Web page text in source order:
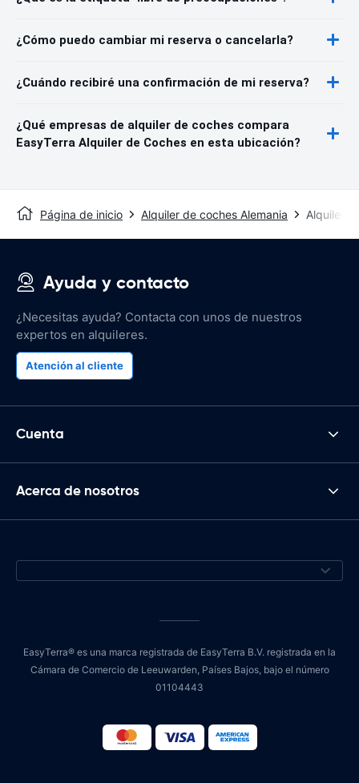
¿Cómo puedo cambiar mi reserva o cancelarla?
¿Cuándo recibiré una confirmación de mi reserva?
¿Qué empresas de alquiler de coches compara
EasyTerra Alquiler de Coches en esta ubicación?
Página de inicio Alquiler de coches Alemania Alquiler
Ayuda y contacto
¿Necesitas ayuda? Contacta con unos de nuestros
expertos en alquileres.
Atención al cliente
Cuenta
Acerca de nosotros
EasyTerra® es una marca registrada de EasyTerra B.V. registrada en la
Cámara de Comercio de Leeuwarden, Países Bajos, bajo el número
01104443